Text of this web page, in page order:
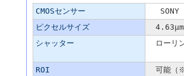
CMOSセンサー
SONY
ピクセルサイズ
4.63μm
シャッター
ローリ
ROI
可能（